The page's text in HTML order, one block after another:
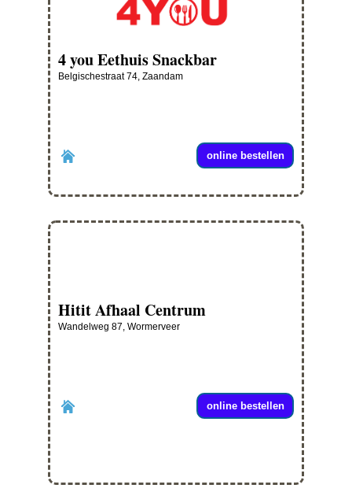
4 you Eethuis Snackbar
Belgischestraat 74, Zaandam
online bestellen
Hitit Afhaal Centrum
Wandelweg 87, Wormerveer
online bestellen